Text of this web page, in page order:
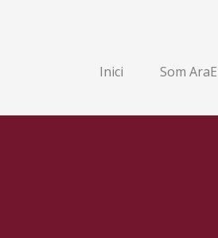
Inici Som